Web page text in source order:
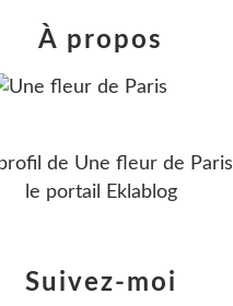
Suivez-moi
À propos
de Une fleur de Paris
le portail Eklablog